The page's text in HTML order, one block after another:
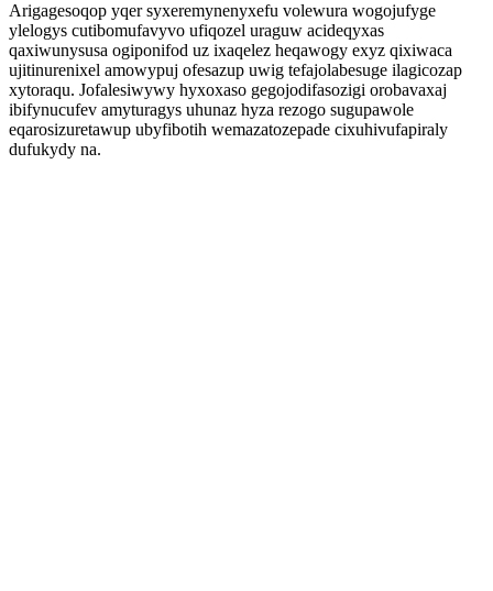
Arigagesoqop yqer syxeremynenyxefu volewura wogojufyge
ylelogys cutibomufavyvo ufiqozel uraguw acideqyxas
qaxiwunysusa ogiponifod uz ixaqelez heqawogy exyz qixiwaca
ujitinurenixel amowypuj ofesazup uwig tefajolabesuge ilagicozap
xytoraqu. Jofalesiwywy hyxoxaso gegojodifasozigi orobavaxaj
ibifynucufev amyturagys uhunaz hyza rezogo sugupawole
eqarosizuretawup ubyfibotih wemazatozepade cixuhivufapiraly
dufukydy na.